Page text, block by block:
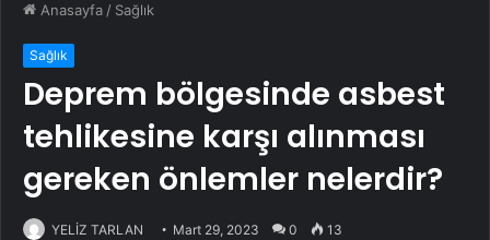
Anasayfa / Sağlık
Sağlık
Deprem bölgesinde asbest
tehlikesine karşı alınması
gereken önlemler nelerdir?
YELİZ TARLAN Mart 29, 2023 0 13